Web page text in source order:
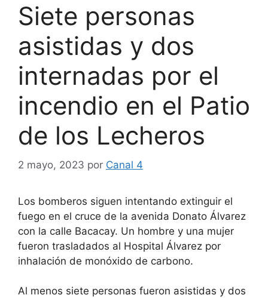
Siete personas
asistidas y dos
internadas por el
incendio en el Patio
de los Lecheros
2 mayo, 2023 por Canal 4
Los bomberos siguen intentando extinguir el
fuego en el cruce de la avenida Donato Álvarez
con la calle Bacacay. Un hombre y una mujer
fueron trasladados al Hospital Álvarez por
inhalación de monóxido de carbono.
Al menos siete personas fueron asistidas y dos